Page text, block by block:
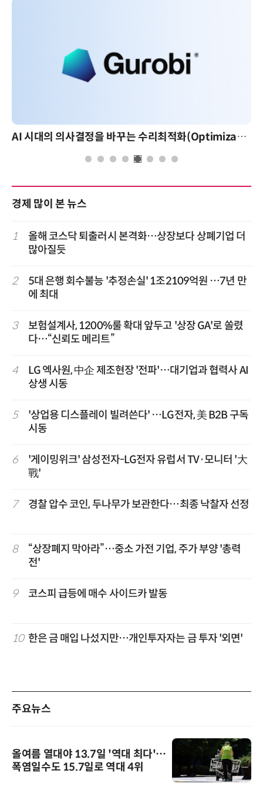
AI 시대의 의사결정을 바꾸는 수리최적화(Optimization): 실제 산업 적용 사례와 활용 전략
경제 많이 본 뉴스
1
올해 코스닥 퇴출러시 본격화…상장보다 상폐기업 더
많아질듯
2
5대 은행 회수불능 '추정손실' 1조2109억원 …7년 만
에 최대
3
보험설계사, 1200%룰 확대 앞두고 '상장 GA'로 쏠렸
다…“신뢰도 메리트”
4
LG 엑사원, 中企 제조현장 '전파'…대기업과 협력사 AI
상생 시동
5
'상업용 디스플레이 빌려쓴다' …LG전자, 美 B2B 구독
시동
6
'게이밍위크' 삼성전자-LG전자 유럽서 TV·모니터 '大
戰'
7 경찰 압수 코인, 두나무가 보관한다…최종 낙찰자 선정
8
“상장폐지 막아라”…중소 가전 기업, 주가 부양 '총력
전'
9 코스피 급등에 매수 사이드카 발동
10 한은 금 매입 나섰지만…개인투자자는 금 투자 '외면'
주요뉴스
올여름 열대야 13.7일 '역대 최다'…
폭염일수도 15.7일로 역대 4위